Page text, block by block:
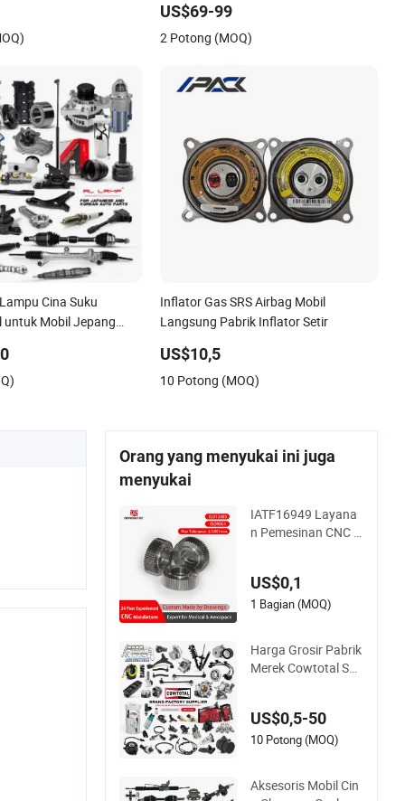
Benz Sprinter
Chery Mobil Jetour Tiggo Exeed Arrizo
Omoda Suku Cadang
US$69-99
2 Potong (MOQ)
Cina Suku
untuk Mobil Jepang
Camry Cr-V Hilux
Inflator Gas SRS Airbag Mobil
Langsung Pabrik Inflator Setir
US$10,5
10 Potong (MOQ)
Orang yang menyukai ini juga
menyukai
IATF16949 Layana
n Pemesinan CNC K
Bagian Kustom
US$0,1
1 Bagian (MOQ)
Harga Grosir Pabrik
Merek Cowtotal Suk
yota Nissan Mazda
Mitsubishi Honda H
US$0,5-50
10 Potong (MOQ)
Aksesoris Mobil Cin